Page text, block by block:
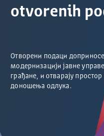
otvorenih
Отворени подаци
модернизацији јавне
грађане, и отварају
доношења одлука.